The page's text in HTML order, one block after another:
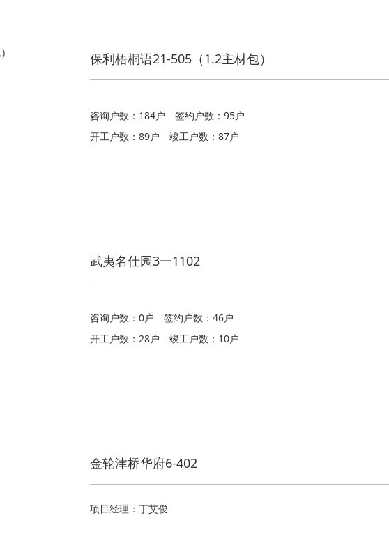
保利梧桐语21-505（1.2主材包）
咨询户数：184户
签约户数：95户
开工户数：89户
竣工户数：87户
武夷名仕园3一1102
咨询户数：0户
签约户数：46户
开工户数：28户
竣工户数：10户
金轮津桥华府6-402
项目经理：丁艾俊